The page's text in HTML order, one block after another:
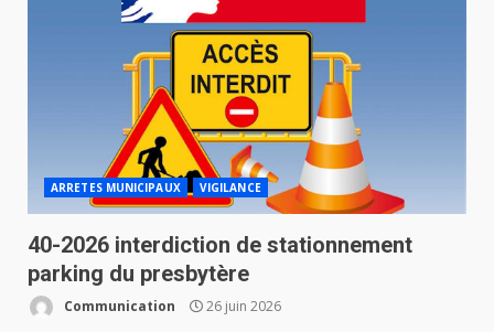
ARRETES MUNICIPAUX VIGILANCE
40-2026 interdiction de stationnement
parking du presbytère
Communication 26 juin 2026